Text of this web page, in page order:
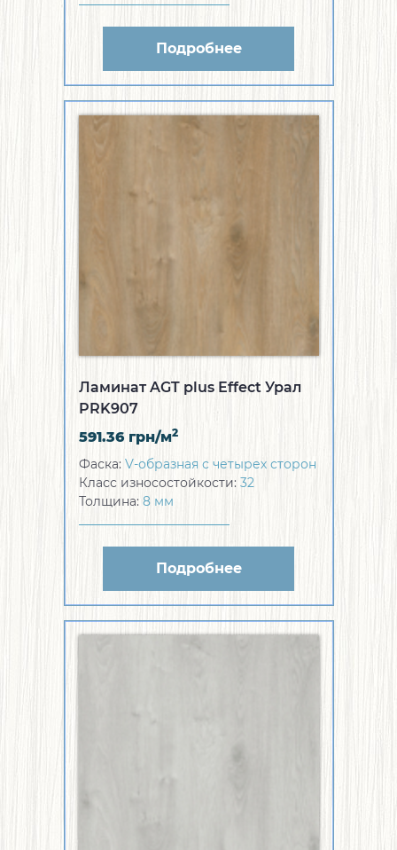
Подробнее
Ламинат AGT plus Effect Урал
PRK907
591.36 грн/м2
Фаска: V-образная с четырех сторон
Класс износостойкости: 32
Толщина: 8 мм
Подробнее